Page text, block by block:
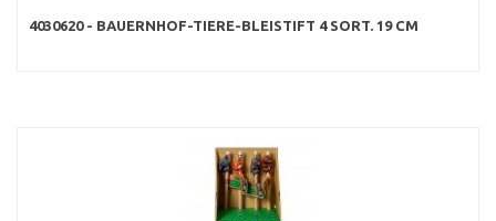
4030620 - BAUERNHOF-TIERE-BLEISTIFT 4 SORT. 19 CM